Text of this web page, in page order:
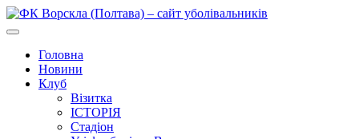
Головна
Новини
Клуб
Візитка
ІСТОРІЯ
Стадіон